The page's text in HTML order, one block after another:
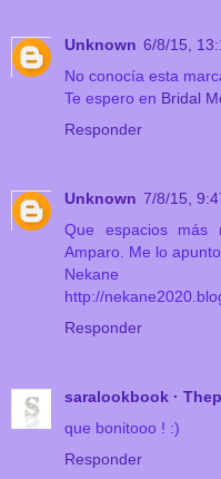
Unknown 6/8/15,
No conocía esta
Te espero en Bridal
Responder
Unknown 7/8/15,
Que espacios más
Amparo. Me lo
Nekane
http://
Responder
saralookbook ·
que bonitooo ! :)
Responder